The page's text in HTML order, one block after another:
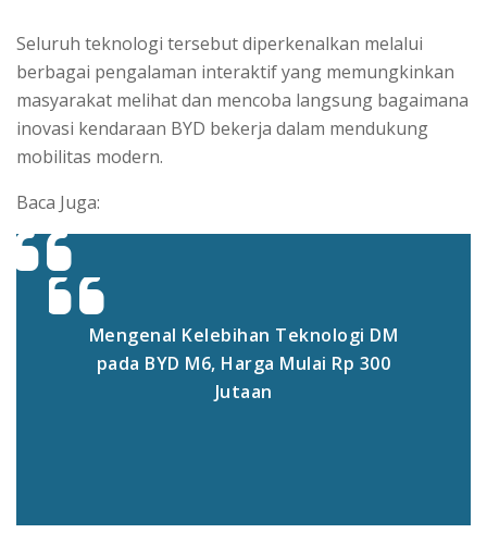
Seluruh teknologi tersebut diperkenalkan melalui
berbagai pengalaman interaktif yang memungkinkan
masyarakat melihat dan mencoba langsung bagaimana
inovasi kendaraan BYD bekerja dalam mendukung
mobilitas modern.
Baca Juga:
Mengenal Kelebihan Teknologi DM
pada BYD M6, Harga Mulai Rp 300
Jutaan